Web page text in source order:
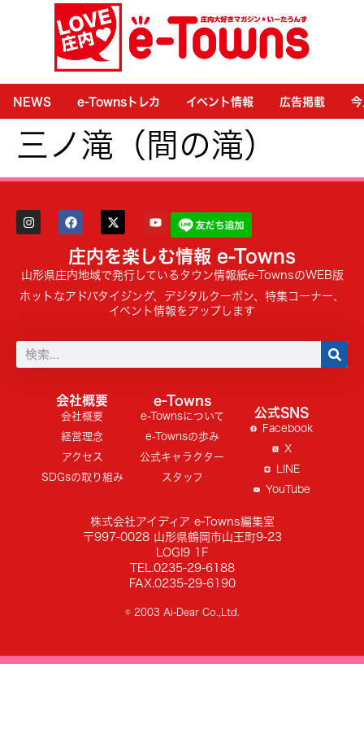
NEWS e-Townsトレカ イベント情報 広告掲載
三ノ滝（間の滝）
庄内を楽しむ情報 e-Towns
山形県庄内地域で発行しているタウン情報紙e-TownsのWEB版
ホットなアドバタイジング、デジタルクーポン、特集コーナー、
イベント情報をアップします
会社概要
会社概要
経営理念
アクセス
SDGsの取り組み
e-Towns
e-Townsについて
e-Townsの歩み
公式キャラクター
スタッフ
公式SNS
Facebook
X
LINE
YouTube
株式会社アイディア e-Towns編集室
〒997-0028 山形県鶴岡市山王町9-23
LOGI9 1F
TEL.0235-29-6188
FAX.0235-29-6190
© 2003 Ai-Dear Co.,Ltd.